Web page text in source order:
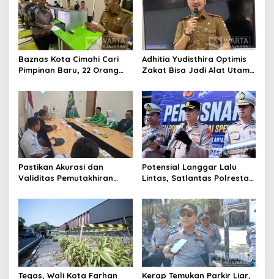
Baznas Kota Cimahi Cari
Pimpinan Baru, 22 Orang
Adhitia Yudisthira Optimis
Zakat Bisa Jadi Alat Utama
Kota Cimahi
Pastikan Akurasi dan
Validitas Pemutakhiran
Cimahi Lakukan
Potensial Langgar Lalu
Lintas, Satlantas Polresta
Motor Berknalpot Brong
Tegas, Wali Kota Farhan
Kerap Temukan Parkir Liar,